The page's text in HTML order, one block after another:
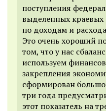
поступления
выделенных
по доходам и
Это очень хороший
том, что у нас
используем
закрепления
сформирован
три года
этот показатель на